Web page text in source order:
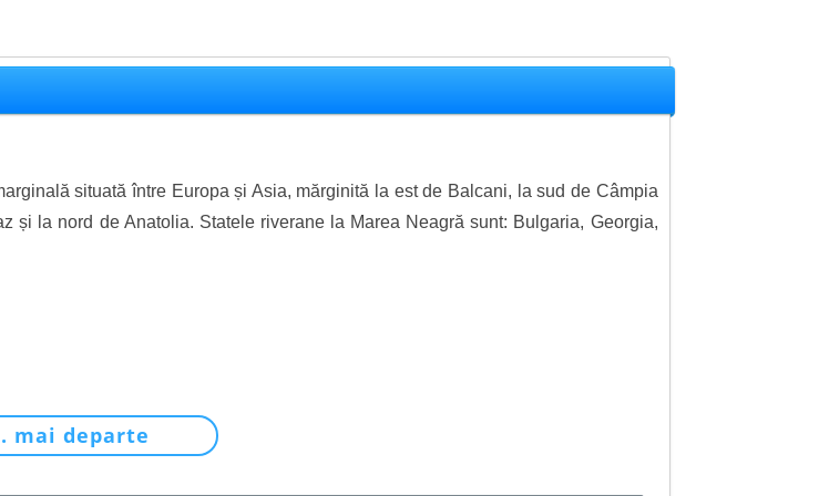
situată între Europa și Asia, mărginită la est de Balcani, la sud de Câmpia
și la nord de Anatolia. Statele riverane la Marea Neagră sunt: Bulgaria, Georgia,
mai departe